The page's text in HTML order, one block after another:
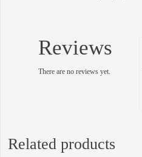
Reviews
There are no reviews yet.
Related products